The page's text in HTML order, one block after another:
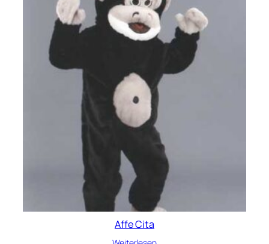
Affe Cita